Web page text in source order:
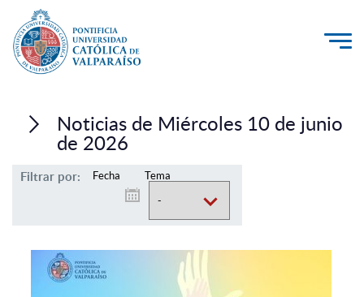
Investigación, Creación e Innovación
Vinculación con el Medio
Admisión
Noticias de Miércoles 10 de junio
de 2026
Filtrar por: Fecha Tema